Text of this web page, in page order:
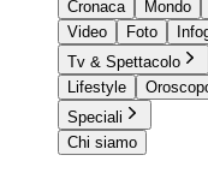
Cronaca
Mondo
Video
Foto
Tv & Spettacolo
Lifestyle
Speciali
Chi siamo